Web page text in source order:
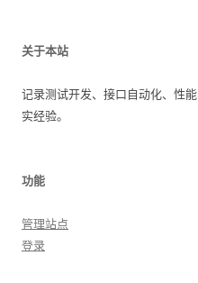
关于本站
记录测试开发、接口自动化、性
实经验。
功能
管理站点
登录